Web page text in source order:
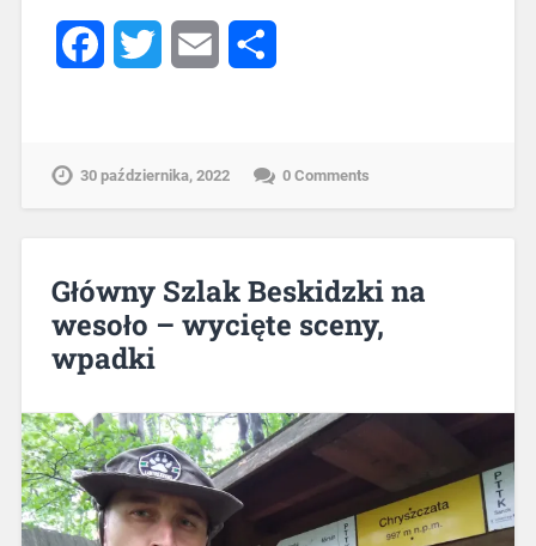
FacebookTwitter Email
30 października, 2022 0 Comments
Główny Szlak Beskidzki na
wesoło – wycięte sceny,
wpadki